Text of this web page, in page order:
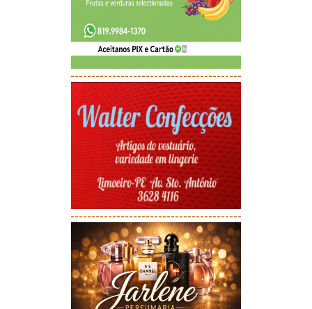
-----------------------------------------
-----------------------------------------